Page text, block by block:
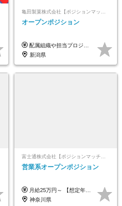
オープンポジション
配属組織や担当プロジェクトにより異なります。 想定年収：400万円～1000万円 ※ご経験やスキルに応じて決定します。 ※上記想定年収はあくまでも目安の金額であり、 選考を通じて上下する可能性があります。
新潟県
営業系オープンポジション
月給25万円～ 【想定年収】 400万円～1000万円（残業代及び諸手当込） ※ご経験、前年収、ご年齢に応じて決定します。
神奈川県